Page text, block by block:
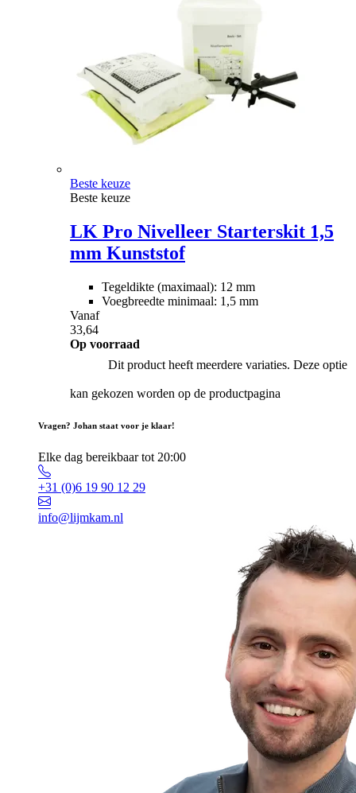
Beste keuze
Beste keuze
LK Pro Nivelleer Starterskit 1,5
mm Kunststof
Tegeldikte (maximaal): 12 mm
Voegbreedte minimaal: 1,5 mm
Vanaf
33,64
Op voorraad
Dit product heeft meerdere variaties. Deze optie
kan gekozen worden op de productpagina
Vragen? Johan staat voor je klaar!
Elke dag bereikbaar tot 20:00
+31 (0)6 19 90 12 29
info@lijmkam.nl